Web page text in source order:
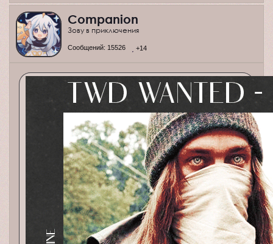
Companion
Зову в приключения
Сообщений: 15526 +14